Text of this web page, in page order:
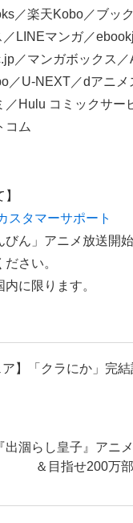
／楽天Kobo／ブッ
LINEマンガ／
／マンガボックス
／U-NEXT／dアニ
／Hulu コミックサー
コム
スタマーサポート
ん」アニメ放送開
さい。
に限ります。
ア】「クラにか」完
出涸らし皇子』アニ
＆目指せ200万